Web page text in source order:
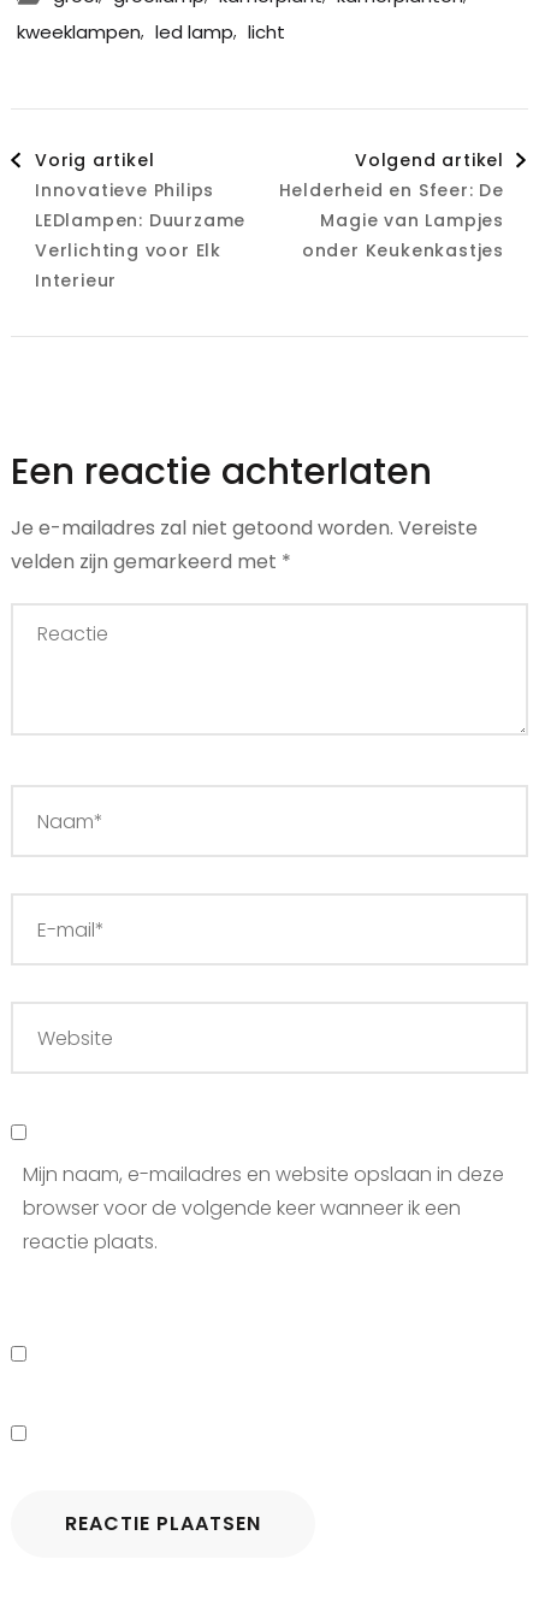
kweeklampen, led lamp, licht
Berichtnavigatie
Vorig artikel
Innovatieve Philips
LEDlampen: Duurzame
Verlichting voor Elk
Interieur
Volgend artikel
Helderheid en Sfeer: De
Magie van Lampjes
onder Keukenkastjes
Een reactie achterlaten
Je e-mailadres zal niet getoond worden. Vereiste
velden zijn gemarkeerd met *
Mijn naam, e-mailadres en website opslaan in deze
browser voor de volgende keer wanneer ik een
reactie plaats.